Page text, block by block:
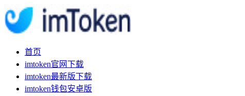
首页
imtoken官网下载
imtoken最新版下载
imtoken钱包安卓版